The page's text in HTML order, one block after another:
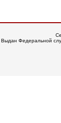
Выдан Федеральной